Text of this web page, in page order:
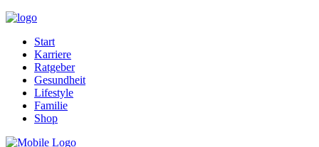
Start
Karriere
Ratgeber
Gesundheit
Lifestyle
Familie
Shop